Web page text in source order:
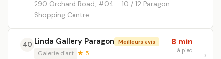
290 Orchard Road, #04 - 10 / 12 Paragon
Shopping Centre
40 Linda Gallery Paragon Meilleurs avis
Galerie d'art ★ 5
8 min
à pied